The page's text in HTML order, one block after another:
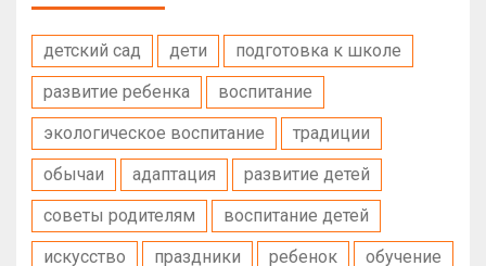
детский сад дети
подготовка к школе
развитие ребенка
воспитание
экологическое воспитание
традиции
обычаи
адаптация
развитие детей
советы родителям
воспитание детей
искусство
праздники ребенок обучение